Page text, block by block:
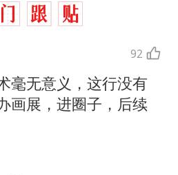
92
毫无意义，这行没有
画展，进圈子，后续